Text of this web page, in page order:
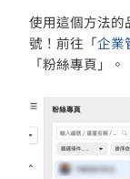
使用這個方法的
號！前往「企業
「粉絲專頁」。